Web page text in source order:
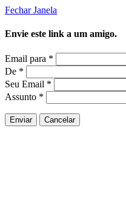
Fechar Janela
Envie este link a um amigo.
Email para *
De *
Seu Email *
Assunto *
Enviar Cancelar